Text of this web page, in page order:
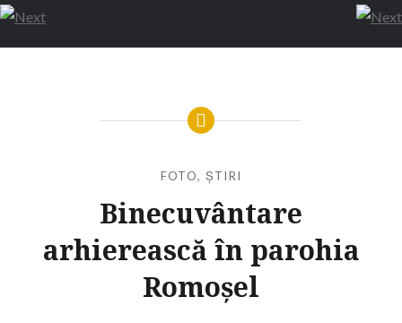
FOTO, ȘTIRI
Binecuvântare
arhierească în parohia
Romoșel